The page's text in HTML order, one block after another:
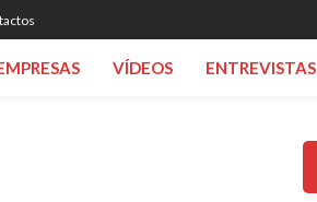
VÍDEOS ENTREVISTAS